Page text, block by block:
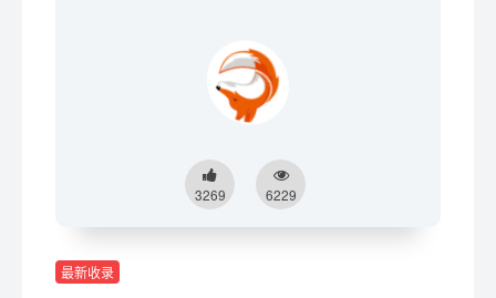
3269 6229
最新收录